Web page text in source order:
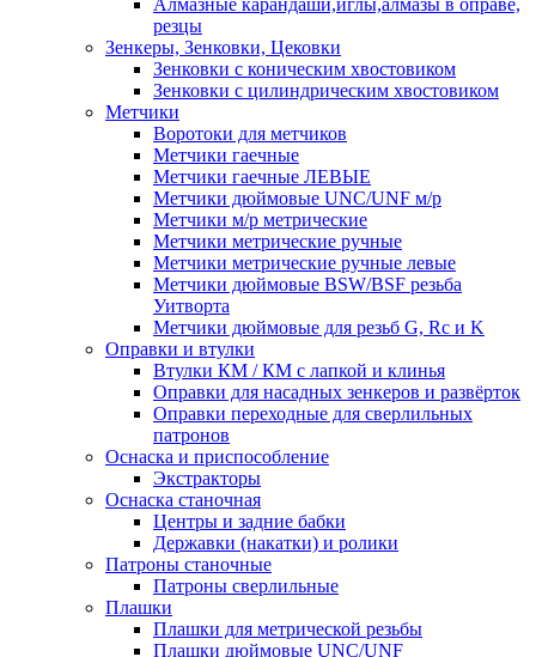
Алмазные карандаши,иглы,алмазы в оправе,
резцы
Зенкеры, Зенковки, Цековки
Зенковки с коническим хвостовиком
Зенковки с цилиндрическим хвостовиком
Метчики
Воротоки для метчиков
Метчики гаечные
Метчики гаечные ЛЕВЫЕ
Метчики дюймовые UNC/UNF м/р
Метчики м/р метрические
Метчики метрические ручные
Метчики метрические ручные левые
Метчики дюймовые BSW/BSF резьба
Уитворта
Метчики дюймовые для резьб G, Rc и K
Оправки и втулки
Втулки КМ / КМ с лапкой и клинья
Оправки для насадных зенкеров и развёрток
Оправки переходные для сверлильных
патронов
Оснаска и приспособление
Экстракторы
Оснаска станочная
Центры и задние бабки
Державки (накатки) и ролики
Патроны станочные
Патроны сверлильные
Плашки
Плашки для метрической резьбы
Плашки дюймовые UNC/UNF